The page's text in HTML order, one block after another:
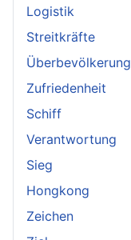
Logistik
Streitkräfte
Überbevölkerung
Zufriedenheit
Schiff
Verantwortung
Sieg
Hongkong
Zeichen